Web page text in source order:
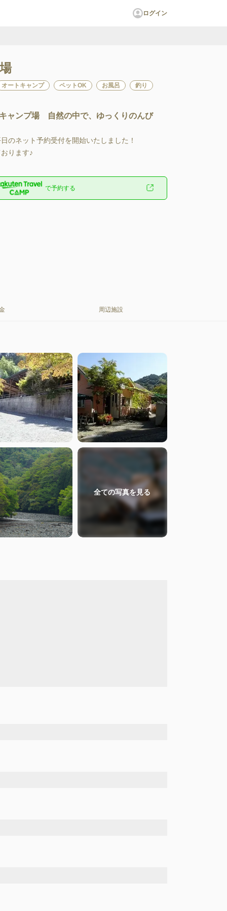
ログイン
オートキャンプ ペットOK お風呂 釣り
ャンプ場 自然の中で、ゆっくりのんび
のネット予約受付を開始いたしました！
ります♪
で予約する
周辺施設
全ての写真を見る